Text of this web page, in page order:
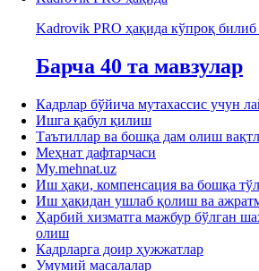
Kadrovik PRO ҳақида кўпроқ
Барча 40 та мавзулар
Кадрлар бўйича мутахассис учун
Ишга қабул қилиш
Таътиллар ва бошқа дам олиш
Меҳнат дафтарчаси
My.mehnat.uz
Иш ҳақи, компенсация ва бошқа
Иш ҳақидан ушлаб қолиш ва
Ҳарбий хизматга мажбур бўлган
олиш
Кадрларга доир ҳужжатлар
Умумий масалалар